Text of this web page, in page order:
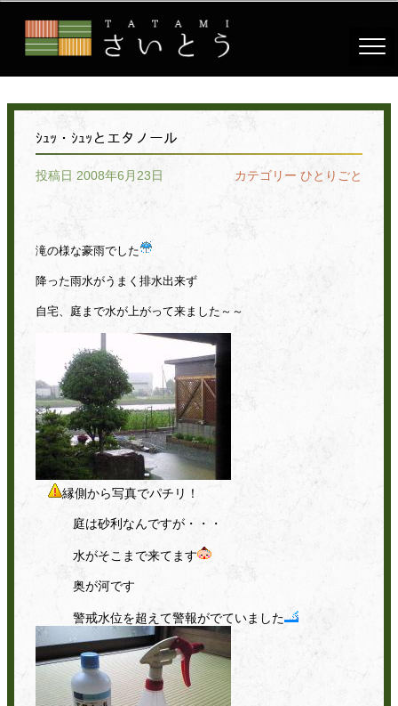
ｼｭｯ・ｼｭｯとエタノール
投稿日 2008年6月23日 カテゴリー ひとりごと
滝の様な豪雨でした
降った雨水がうまく排水出来ず
自宅、庭まで水が上がって来ました～～
縁側から写真でパチリ！
庭は砂利なんですが・・・
水がそこまで来てます
奥が河です
警戒水位を超えて警報がでていました